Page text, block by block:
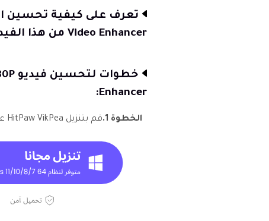
Video Enhancer من هذا الفيديو:
Enhancer:
الخطوة 1. قم بتنزيل HitPaw VikPea على جهازك. ثم ابدأ بفتح البرنامج.